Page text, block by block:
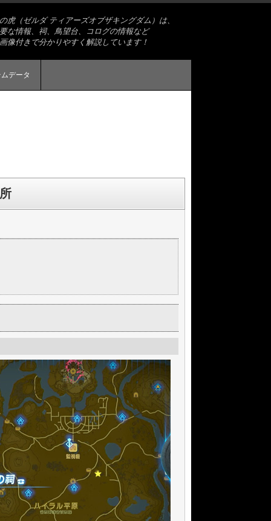
虎（ゼルダ ティアーズオブザキングダム）は、
な情報、祠、鳥望台、コログの情報など
像付きで分かりやすく解説しています！
データ